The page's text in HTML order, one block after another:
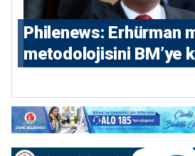
Philenews: Erhürman
metodolojisini BM’ye